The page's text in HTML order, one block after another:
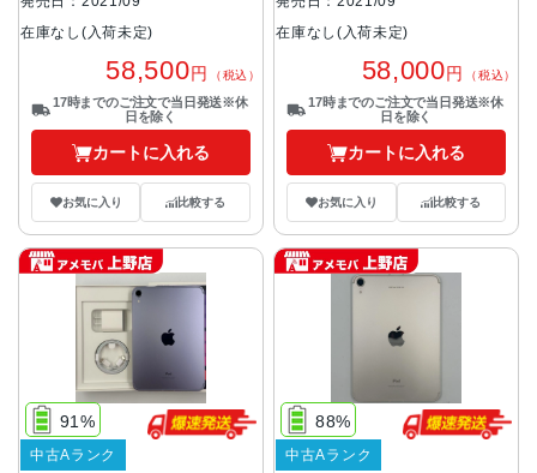
在庫なし(入荷未定)
58,500円 （税込）
17時までのご注文で当日発送※休
日を除く
カートに入れる
お気に入り 比較する
在庫なし(入荷未定)
58,000円 （税込）
17時までのご注文で当日発送※休
日を除く
カートに入れる
お気に入り 比較する
91%
中古Aランク
88%
中古Aランク